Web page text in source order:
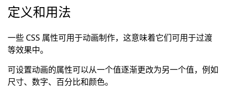
定义和用法
一些 CSS 属性可用于动画制作，这意味着它们可用于过渡
等效果中。
可设置动画的属性可以从一个值逐渐更改为另一个值，例如
尺寸、数字、百分比和颜色。